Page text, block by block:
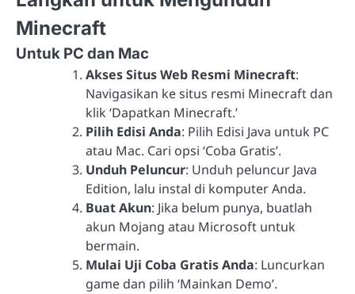
Minecraft
Untuk PC dan Mac
Akses Situs Web Resmi Minecraft:
Navigasikan ke situs resmi Minecraft dan
klik ‘Dapatkan Minecraft.’
Pilih Edisi Anda: Pilih Edisi Java untuk PC
atau Mac. Cari opsi ‘Coba Gratis’.
Unduh Peluncur: Unduh peluncur Java
Edition, lalu instal di komputer Anda.
Buat Akun: Jika belum punya, buatlah
akun Mojang atau Microsoft untuk
bermain.
Mulai Uji Coba Gratis Anda: Luncurkan
game dan pilih ‘Mainkan Demo’.